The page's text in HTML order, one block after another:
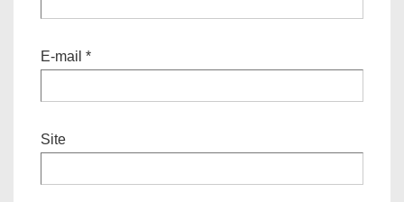
E-mail *
Site